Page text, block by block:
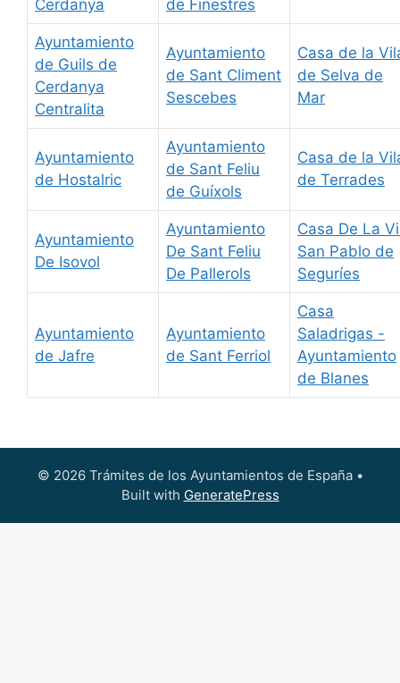
Cerdanya
de Finestres
Ayuntamiento
de Guils de
Cerdanya
Centralita
Ayuntamiento
de Sant Climent
Sescebes
Casa de la
de Selva de
Mar
Ayuntamiento
de Hostalric
Ayuntamiento
de Sant Feliu
de Guíxols
Casa de la
de Terrades
Ayuntamiento
De Isovol
Ayuntamiento
De Sant Feliu
De Pallerols
Casa De La
San Pablo de
Seguríes
Ayuntamiento
de Jafre
Ayuntamiento
de Sant Ferriol
Casa
Saladrigas -
Ayuntamiento
de Blanes
© 2026 Trámites de los Ayuntamientos de España•
Built with GeneratePress